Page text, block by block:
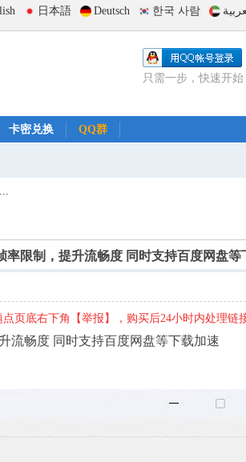
日本語 Deutsch 한국 사람
只需一步，快速开始
卡密兑换 QQ群
限制，提升流畅度 同时支持百度网盘等
页底右下角【举报】，购买后24小时内处理链
流畅度 同时支持百度网盘等下载加速